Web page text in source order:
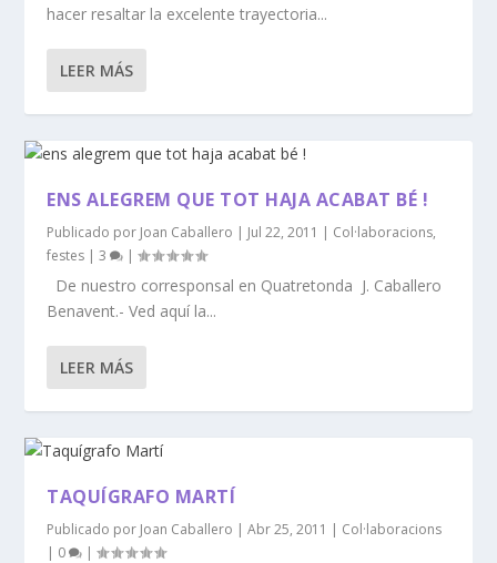
hacer resaltar la excelente trayectoria...
LEER MÁS
ENS ALEGREM QUE TOT HAJA ACABAT BÉ !
Publicado por Joan Caballero | Jul 22, 2011 | Col·laboracions,
festes |3 |
De nuestro corresponsal en Quatretonda J. Caballero
Benavent.- Ved aquí la...
LEER MÁS
TAQUÍGRAFO MARTÍ
Publicado por Joan Caballero |Abr 25, 2011 | Col·laboracions
| 0 |